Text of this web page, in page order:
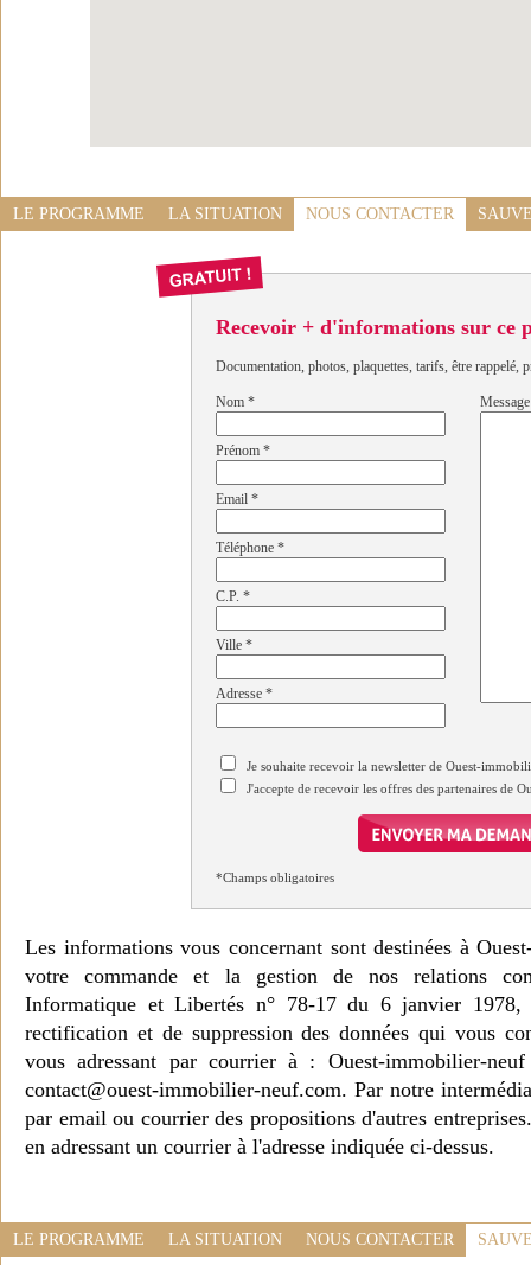
LE PROGRAMME LA SITUATION NOUS CONTACTER
Recevoir + d'informations sur ce
Documentation, photos, plaquettes, tarifs, être rappelé,
Nom *
Prénom *
Email *
Téléphone *
C.P. *
Ville *
Adresse *
Message
Je souhaite recevoir la newsletter de Ouest-
J'accepte de recevoir les offres des partenaires de
*Champs obligatoires
Les informations vous concernant sont destinées à
votre commande et la gestion de nos relations
Informatique et Libertés n° 78-17 du 6 janvier 1978,
rectification et de suppression des données qui vous
vous adressant par courrier à : Ouest-immobilier-
contact@ouest-immobilier-neuf.com. Par notre
par email ou courrier des propositions d'autres
en adressant un courrier à l'adresse indiquée ci-dessus.
LE PROGRAMME LA SITUATION NOUS CONTACTER